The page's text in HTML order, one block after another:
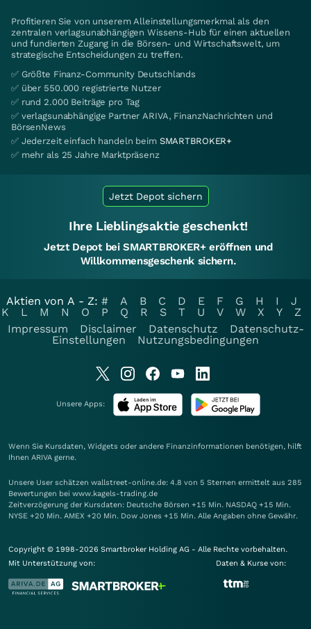
Profitieren Sie von unserem Alleinstellungsmerkmal als den
zentralen verlagsunabhängigen Wissens-Hub für einen aktuellen
und fundierten Zugang in die Börsen- und Wirtschaftswelt, um
strategische Entscheidungen zu treffen.
✅ Größte Finanz-Community Deutschlands
✅ über 550.000 registrierte Nutzer
✅ rund 2.000 Beiträge pro Tag
✅ verlagsunabhängige Partner ARIVA, FinanzNachrichten und
BörsenNews
✅ Jederzeit einfach handeln beim SMARTBROKER+
✅ mehr als 25 Jahre Marktpräsenz
Jetzt Depot sichern
Ihre Lieblingsaktie geschenkt!
Jetzt Depot bei SMARTBROKER+ eröffnen und
Willkommensgeschenk sichern.
Aktien von A - Z: # A B C D E F G H I
J
K
L M N O P Q R S T U V W X Y
Z
Impressum
Disclaimer Datenschutz
Datenschutz-
Einstellungen
Nutzungsbedingungen
Unsere Apps:
Wenn Sie Kursdaten, Widgets oder andere Finanzinformationen benötigen, hilft
Ihnen ARIVA gerne.
Unsere User schätzen wallstreet-online.de: 4.8 von 5 Sternen ermittelt aus 285
Bewertungen bei www.kagels-trading.de
Zeitverzögerung der Kursdaten: Deutsche Börsen +15 Min. NASDAQ +15 Min.
NYSE +20 Min. AMEX +20 Min. Dow Jones +15 Min. Alle Angaben ohne Gewähr.
Copyright © 1998-2026 Smartbroker Holding AG - Alle Rechte vorbehalten.
Mit Unterstützung von:
Daten & Kurse von: